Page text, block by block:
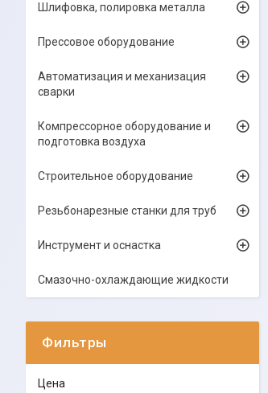
Шлифовка, полировка металла
Прессовое оборудование
Автоматизация и механизация
сварки
Компрессорное оборудование и
подготовка воздуха
Строительное оборудование
Резьбонарезные станки для труб
Инструмент и оснастка
Смазочно-охлаждающие жидкости
Фильтры
Цена